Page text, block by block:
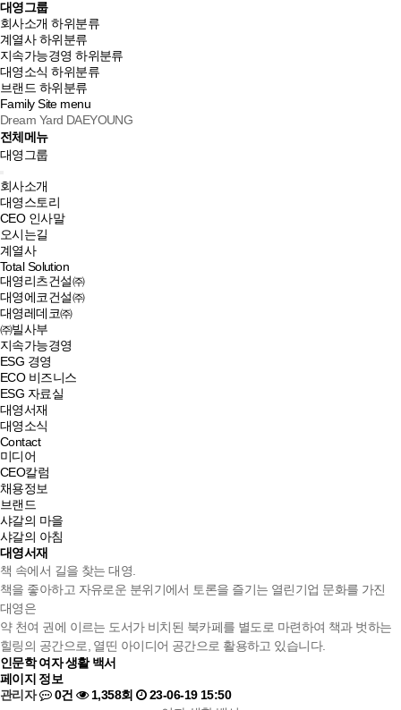
대영그룹
회사소개 하위분류
계열사 하위분류
지속가능경영 하위분류
대영소식 하위분류
브랜드 하위분류
Family Site menu
Dream Yard DAEYOUNG
전체메뉴
대영그룹
회사소개
대영스토리
CEO 인사말
오시는길
계열사
Total Solution
대영리츠건설㈜
대영에코건설㈜
대영레데코㈜
㈜빌사부
지속가능경영
ESG 경영
ECO 비즈니스
ESG 자료실
대영서재
대영소식
Contact
미디어
CEO칼럼
채용정보
브랜드
샤갈의 마을
샤갈의 아침
대영서재
책 속에서 길을 찾는 대영.
책을 좋아하고 자유로운 분위기에서 토론을 즐기는 열린기업 문화를 가진
대영은
약 천여 권에 이르는 도서가 비치된 북카페를 별도로 마련하여 책과 벗하는
힐링의 공간으로, 열띤 아이디어 공간으로 활용하고 있습니다.
인문학 여자 생활 백서
페이지 정보
관리자
0건 1,358회
23-06-19 15:50